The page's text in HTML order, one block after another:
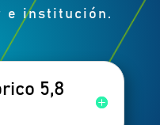
e institución.
5,8